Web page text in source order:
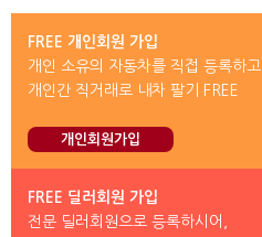
FREE 개인회원 가입
개인 소유의 자동차를 직접 등록하고
개인간 직거래로 내차 팔기 FREE
개인회원가입
FREE 딜러회원 가입
전문 딜러회원으로 등록하시어,